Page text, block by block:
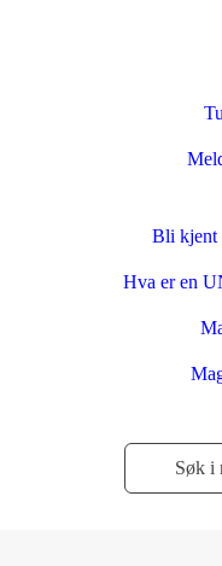
Bli kjent
Hva er en
Søk